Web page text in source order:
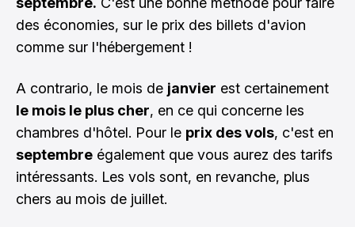
des économies, sur le prix des billets d'avion
comme sur l'hébergement !
A contrario, le mois de janvier est certainement
le mois le plus cher, en ce qui concerne les
chambres d'hôtel. Pour le prix des vols, c'est en
septembre également que vous aurez des tarifs
intéressants. Les vols sont, en revanche, plus
chers au mois de juillet.